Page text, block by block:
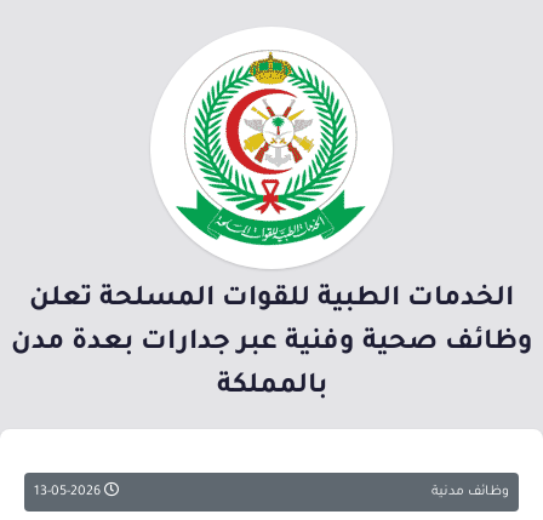
الخدمات الطبية للقوات المسلحة تعلن
وظائف صحية وفنية عبر جدارات بعدة مدن
بالمملكة
وظائف مدنية